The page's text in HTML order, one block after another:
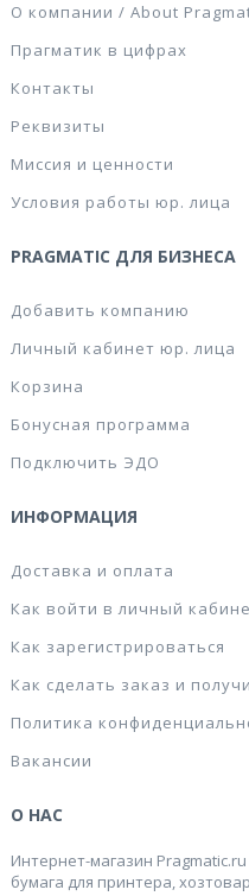
О компании / About
Прагматик в цифрах
Контакты
Реквизиты
Миссия и ценности
Условия работы юр. лица
PRAGMATIC ДЛЯ БИЗНЕСА
Добавить компанию
Личный кабинет юр. лица
Корзина
Бонусная программа
Подключить ЭДО
ИНФОРМАЦИЯ
Доставка и оплата
Как войти в личный
Как зарегистрироваться
Как сделать заказ и
Политика
Вакансии
О НАС
Интернет-магазин
бумага для принтера,